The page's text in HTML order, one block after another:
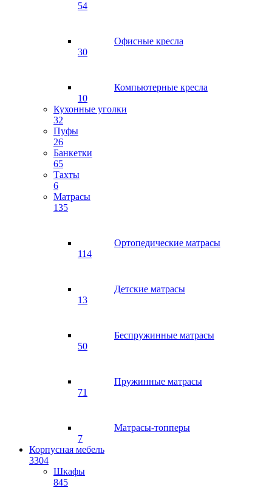
54
Офисные кресла
30
Компьютерные кресла
10
Кухонные уголки
32
Пуфы
26
Банкетки
65
Тахты
6
Матрасы
135
Ортопедические матрасы
114
Детские матрасы
13
Беспружинные матрасы
50
Пружинные матрасы
71
Матрасы-топперы
7
Корпусная мебель
3304
Шкафы
845